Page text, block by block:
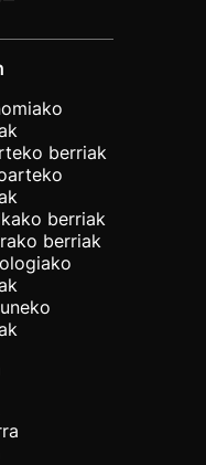
berriak
berriak
berriak